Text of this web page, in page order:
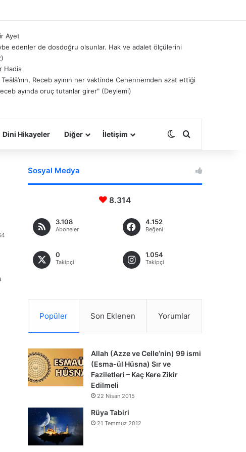
Ayet
edenler de dosdoğru olsunlar. Hak ve adalet ölçülerini
Hadis
Receb ayının her vaktinde Cehennemden azat ettiği
ayında oruç tutanlar girer" (Deylemi)
Dini Hikayeler Diğer İletişim Dış görünümü
Sosyal Medya
8.314
3.108
Aboneler
4.152
Beğeni
0
Takipçi
1.054
Takipçi
Popüler Son Eklenen Yorumlar
Allah (Azze ve Celle’nin) 99 ismi
(Esma-ül Hüsna) Sır ve
Faziletleri – Kaç Kere Zikir
Edilmeli
22 Nisan 2015
Rüya Tabiri
21 Temmuz 2012